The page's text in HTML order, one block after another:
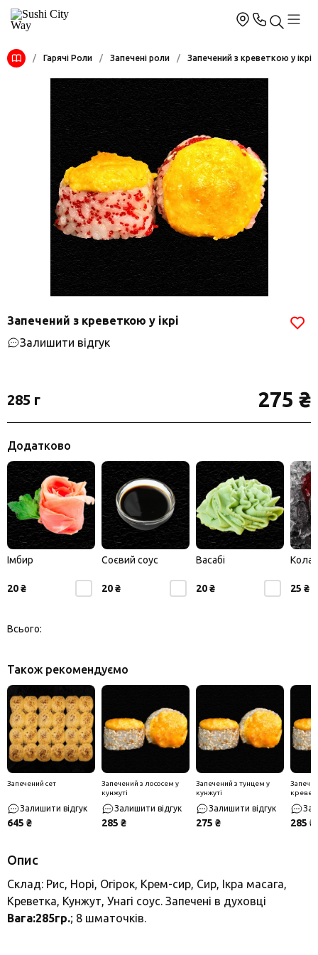
/ Гарячі Роли / Запечені роли / Запечений з креветкою у ікрі
Запечений з креветкою у ікрі
Залишити відгук
285 г 275 ₴
Додатково
Імбир
20 ₴
Соєвий соус
20 ₴
Васабі
20 ₴
Кола
25 ₴
Всього:
Також рекомендуємо
Запечений сет
Залишити відгук
645 ₴
Запечений з лососем у
кунжуті
Залишити відгук
285 ₴
Запечений з тунцем у
кунжуті
Залишити відгук
275 ₴ 285 ₴
Опис
Склад: Рис, Норі, Огірок, Крем-сир, Сир, Ікра масага,
Креветка, Кунжут, Унагі соус. Запечені в духовці
Вага:285гр.; 8 шматочків.